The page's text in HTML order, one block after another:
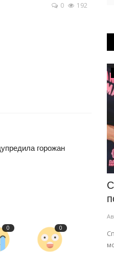
0 192
горожан
0 0
срочная